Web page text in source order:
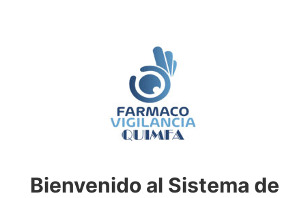
Bienvenido al Sistema de